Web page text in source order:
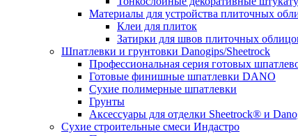
Материалы для устройства плиточных
Клеи для плиток
Затирки для швов плиточных
Шпатлевки и грунтовки Danogips/Sheetrock
Профессиональная серия готовых
Готовые финишные шпатлевки DANO
Сухие полимерные шпатлевки
Грунты
Аксессуары для отделки Sheetrock® и
Сухие строительные смеси Индастро